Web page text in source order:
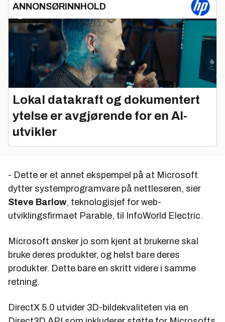
ANNONSØRINNHOLD
Lokal datakraft og dokumentert
ytelse er avgjørende for en AI-
utvikler
- Dette er et annet ekspempel på at Microsoft
dytter systemprogramvare på nettleseren, sier
Steve Barlow, teknologisjef for web-
utviklingsfirmaet Parable, til InfoWorld Electric.
Microsoft ønsker jo som kjent at brukerne skal
bruke deres produkter, og helst bare deres
produkter. Dette bare en skritt videre i samme
retning.
DirectX 5.0 utvider 3D-bildekvaliteten via en